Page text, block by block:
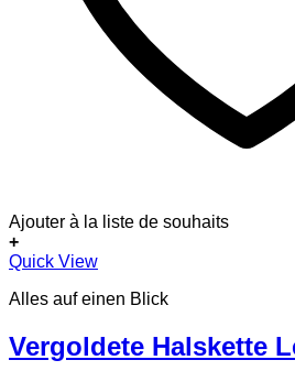
Ajouter à la liste de souhaits
+
Quick View
Alles auf einen Blick
Vergoldete Halskette